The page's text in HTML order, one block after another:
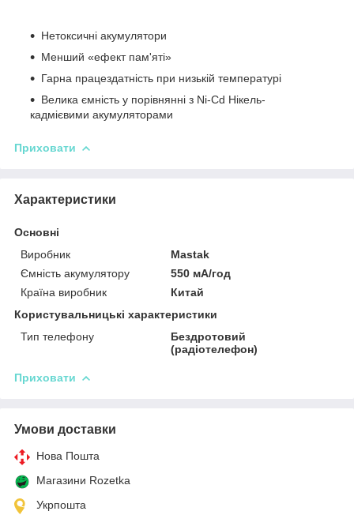
Нетоксичні акумулятори
Менший «ефект пам'яті»
Гарна працездатність при низькій температурі
Велика ємність у порівнянні з Ni-Cd Нікель-
кадмієвими акумуляторами
Приховати
Характеристики
Основні
Виробник
Mastak
Ємність акумулятору
550 мА/год
Країна виробник
Китай
Користувальницькі характеристики
Тип телефону
Бездротовий
(радіотелефон)
Приховати
Умови доставки
Нова Пошта
Магазини Rozetka
Укрпошта